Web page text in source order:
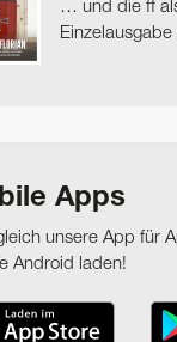
… und die ff
Apps
unsere App für
Android laden!